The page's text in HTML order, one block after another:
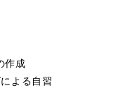
作成
よる自習